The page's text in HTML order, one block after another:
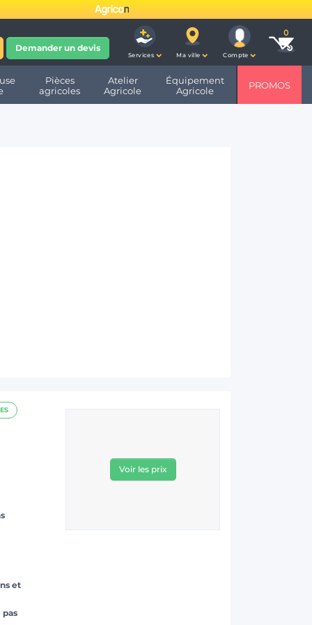
Demander un devis
Services Ma ville Compte
Pièces
agricoles
Atelier
Agricole
Équipement
Agricole
PROMOS
et
pas
Voir les prix